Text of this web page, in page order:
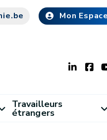
Mon
Travailleurs
étrangers